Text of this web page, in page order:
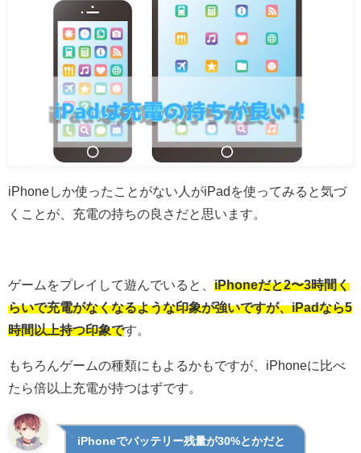
iPhoneしか使ったことがない人がiPadを使ってみると気づ
くことが、充電の持ちの良さだと思います。
ゲームをプレイして遊んでいると、 iPhoneだと2〜3時間く
らいで充電がなくなるような印象が強いですが、iPadなら5
時間以上持つ印象です。
もちろんゲームの種類にもよるかもですが、iPhoneに比べ
たら倍以上充電が持つはずです。
iPhoneでバッテリー残量が30%とかだと